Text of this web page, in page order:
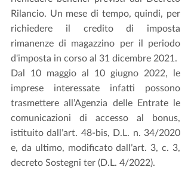
Rilancio. Un mese di tempo, quindi, per
richiedere il credito di imposta
rimanenze di magazzino per il periodo
d'imposta in corso al 31 dicembre 2021.
Dal 10 maggio al 10 giugno 2022, le
imprese interessate infatti possono
trasmettere all’Agenzia delle Entrate le
comunicazioni di accesso al bonus,
istituito dall’art. 48-bis, D.L. n. 34/2020
e, da ultimo, modificato dall’art. 3, c. 3,
decreto Sostegni ter (D.L. 4/2022).